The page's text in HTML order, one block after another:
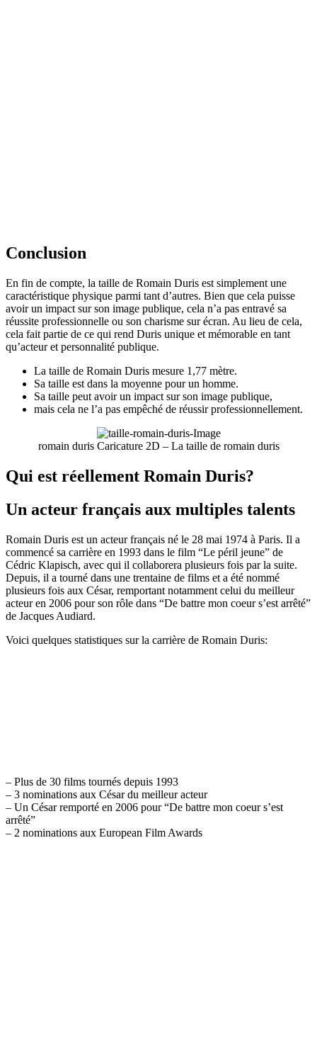
Conclusion
En fin de compte, la taille de Romain Duris est simplement une
caractéristique physique parmi tant d’autres. Bien que cela puisse
avoir un impact sur son image publique, cela n’a pas entravé sa
réussite professionnelle ou son charisme sur écran. Au lieu de cela,
cela fait partie de ce qui rend Duris unique et mémorable en tant
qu’acteur et personnalité publique.
La taille de Romain Duris mesure 1,77 mètre.
Sa taille est dans la moyenne pour un homme.
Sa taille peut avoir un impact sur son image publique,
mais cela ne l’a pas empêché de réussir professionnellement.
romain duris Caricature 2D – La taille de romain duris
Qui est réellement Romain Duris?
Un acteur français aux multiples talents
Romain Duris est un acteur français né le 28 mai 1974 à Paris. Il a
commencé sa carrière en 1993 dans le film “Le péril jeune” de
Cédric Klapisch, avec qui il collaborera plusieurs fois par la suite.
Depuis, il a tourné dans une trentaine de films et a été nommé
plusieurs fois aux César, remportant notamment celui du meilleur
acteur en 2006 pour son rôle dans “De battre mon coeur s’est arrêté”
de Jacques Audiard.
Voici quelques statistiques sur la carrière de Romain Duris:
– Plus de 30 films tournés depuis 1993
– 3 nominations aux César du meilleur acteur
– Un César remporté en 2006 pour “De battre mon coeur s’est
arrêté”
– 2 nominations aux European Film Awards